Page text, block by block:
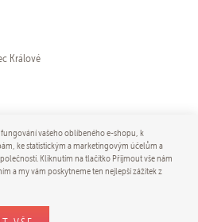
Králové
e-mail:obchod@yogastore.cz
vašeho oblíbeného e-shopu, k
ke statistickým a marketingovým účelům a
Kliknutím na tlačítko Přijmout vše nám
a my vám poskytneme ten nejlepší zážitek z